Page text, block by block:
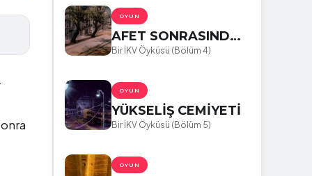
OYUN
AFET SONRASINDA
BİR BEYEFENDİ
Bir İKV Öyküsü (Bölüm 4)
OYUN
YÜKSELİŞ CEMİYETİ
Bir İKV Öyküsü (Bölüm 5)
OYUN